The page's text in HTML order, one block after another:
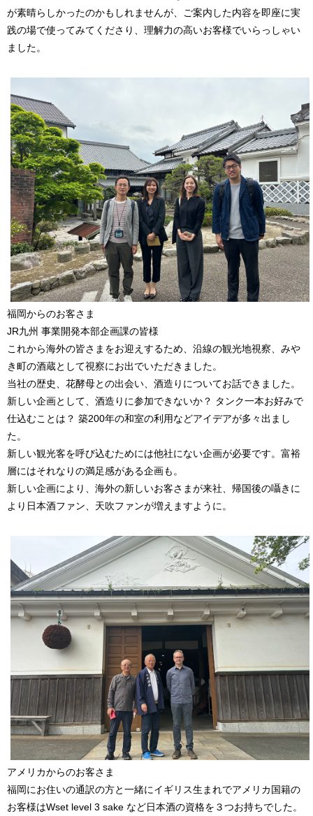
が素晴らしかったのかもしれませんが、ご案内した内容を即座に実
践の場で使ってみてくださり、理解力の高いお客様でいらっしゃい
ました。
福岡からのお客さま
JR九州 事業開発本部企画課の皆様
これから海外の皆さまをお迎えするため、沿線の観光地視察、みや
き町の酒蔵として視察にお出でいただきました。
当社の歴史、花酵母との出会い、酒造りについてお話できました。
新しい企画として、酒造りに参加できないか？ タンク一本お好みで
仕込むことは？ 築200年の和室の利用などアイデアが多々出まし
た。
新しい観光客を呼び込むためには他社にない企画が必要です。富裕
層にはそれなりの満足感がある企画も。
新しい企画により、海外の新しいお客さまが来社、帰国後の囁きに
より日本酒ファン、天吹ファンが増えますように。
アメリカからのお客さま
福岡にお住いの通訳の方と一緒にイギリス生まれでアメリカ国籍の
お客様はWset level 3 sake など日本酒の資格を３つお持ちでした。